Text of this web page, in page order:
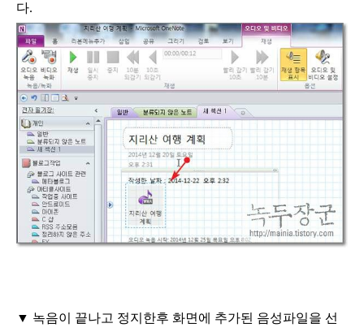
다.
▼ 녹음이 끝나고 정지한후 화면에 추가된 음성파일을 선